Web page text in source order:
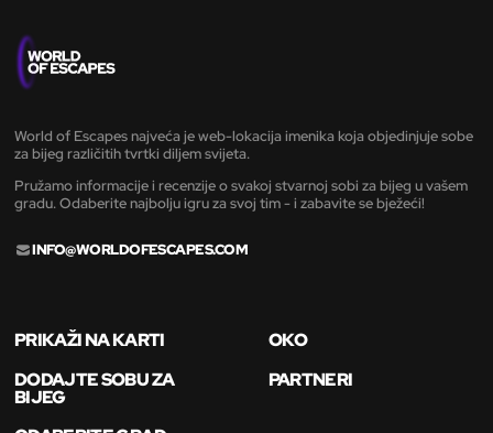
World of Escapes najveća je web-lokacija imenika koja objedinjuje sobe
za bijeg različitih tvrtki diljem svijeta.
Pružamo informacije i recenzije o svakoj stvarnoj sobi za bijeg u vašem
gradu. Odaberite najbolju igru za svoj tim - i zabavite se bježeći!
INFO@WORLDOFESCAPES.COM
PRIKAŽI NA KARTI
OKO
DODAJTE SOBU ZA
BIJEG
PARTNERI